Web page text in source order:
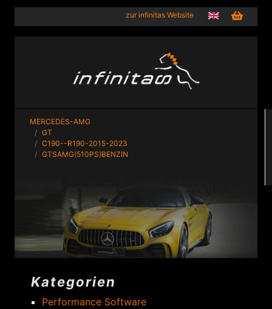
zur infinitas Website
MERCEDES-AMG
GT
C190--R190-2015-2023
GTSAMG(510PS)BENZIN
Kategorien
Performance Software